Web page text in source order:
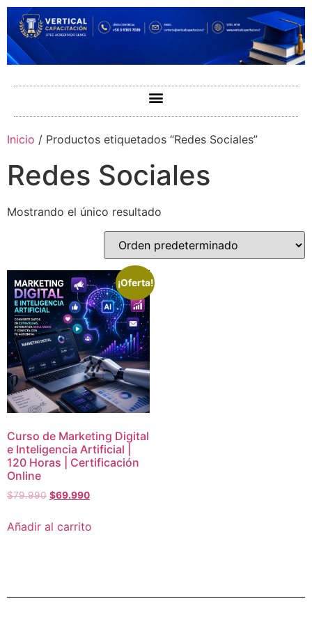
Inicio / Productos etiquetados “Redes Sociales”
Redes Sociales
Mostrando el único resultado
¡Oferta!
Curso de Marketing Digital
e Inteligencia Artificial |
120 Horas | Certificación
Online
$79.990 $69.990
Añadir al carrito